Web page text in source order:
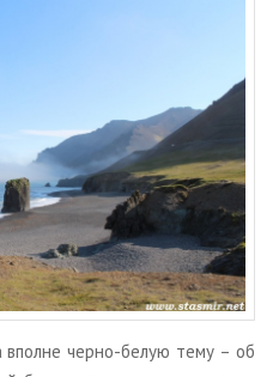
черно-белую тему – об